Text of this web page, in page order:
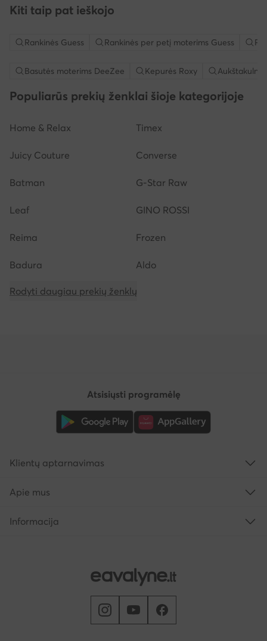
Kiti taip pat ieškojo
Rankinės Guess Rankinės per petį moterims Guess
Basutės moterims DeeZee Kepurės Roxy
Populiarūs prekių ženklai šioje kategorijoje
Home & Relax Timex
Juicy Couture Converse
Batman G-Star Raw
Leaf GINO ROSSI
Reima Frozen
Badura Aldo
Rodyti daugiau prekių ženklų
Atsisiųsti programėlę
Klientų aptarnavimas
Apie mus
Informacija